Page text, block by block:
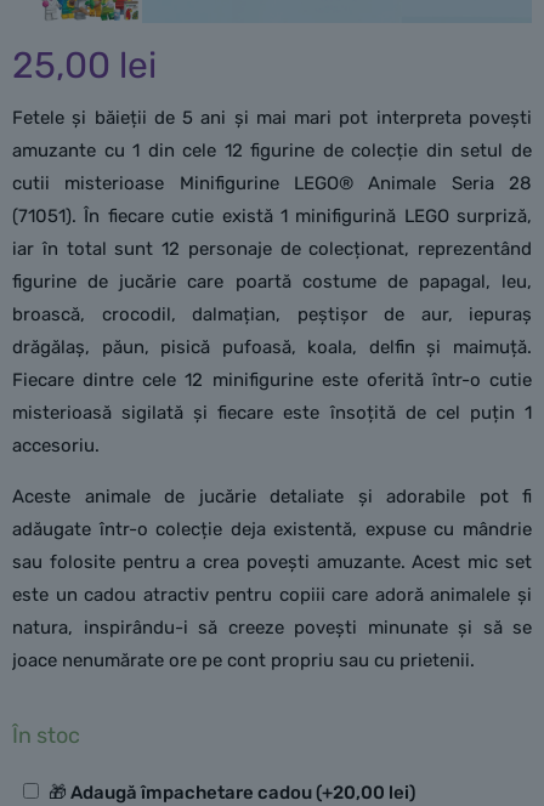
25,00 lei
Fetele și băieții de 5 ani și mai mari pot interpreta povești
amuzante cu 1 din cele 12 figurine de colecție din setul de
cutii misterioase Minifigurine LEGO® Animale Seria 28
(71051). În fiecare cutie există 1 minifigurină LEGO surpriză,
iar în total sunt 12 personaje de colecționat, reprezentând
figurine de jucărie care poartă costume de papagal, leu,
broască, crocodil, dalmațian, peștișor de aur, iepuraș
drăgălaș, păun, pisică pufoasă, koala, delfin și maimuță.
Fiecare dintre cele 12 minifigurine este oferită într-o cutie
misterioasă sigilată și fiecare este însoțită de cel puțin 1
accesoriu.
Aceste animale de jucărie detaliate și adorabile pot fi
adăugate într-o colecție deja existentă, expuse cu mândrie
sau folosite pentru a crea povești amuzante. Acest mic set
este un cadou atractiv pentru copiii care adoră animalele și
natura, inspirându-i să creeze povești minunate și să se
joace nenumărate ore pe cont propriu sau cu prietenii.
În stoc
Opțiuni🎁 Adaugă împachetare cadou(+20,00 lei)